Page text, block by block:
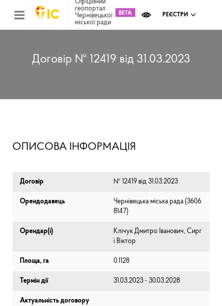
Офіційний
геопортал
Чернівецької
міської ради
РЕЄСТРИ
Договір № 12419 від 31.03.2023
ОПИСОВА ІНФОРМАЦІЯ
Договір № 12419 від 31.03.2023
Орендодавець
Чернівецька міська рада (⁨3606
8147⁩)
Орендар(і)
Клічук Дмитро Іванович, Сирг
і Віктор
Площа, га 0.1128
Термін дії 31.03.2023 - 30.03.2028
Актуальність договору